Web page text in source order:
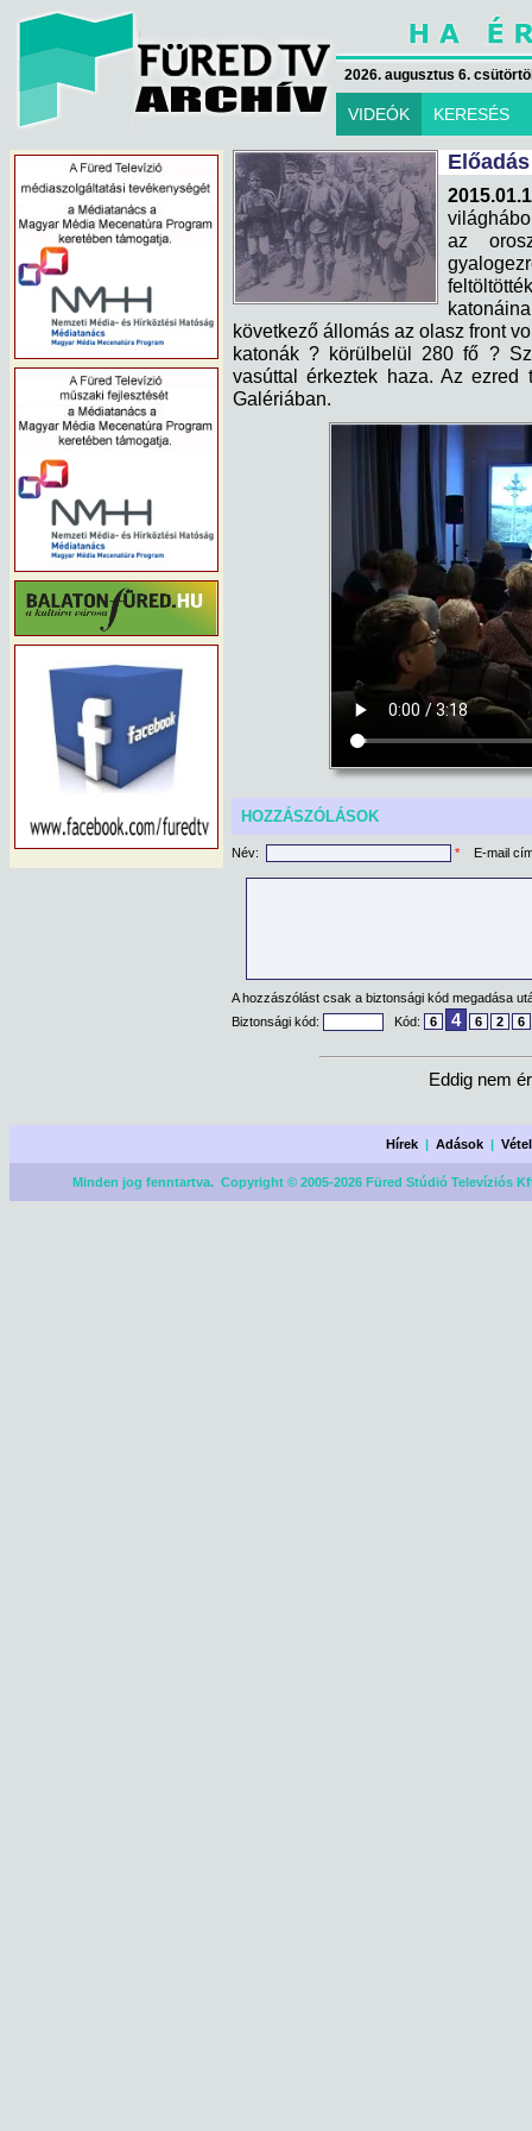
2026. augusztus 6.
VIDEÓK KERESÉS
az
következő állomás az olasz front
katonák ? körülbelül 280 fő ?
vasúttal érkeztek haza. Az ezred
Galériában.
HOZZÁSZÓLÁSOK
Név: * E-mail
A hozzászólást csak a biztonsági kód megadása
Biztonsági kód:
Kód: 6 4 6 2 6
Eddig nem
Hírek |Adások |
Minden jog fenntartva. Copyright © 2005-2026 Füred Stúdió Televíziós